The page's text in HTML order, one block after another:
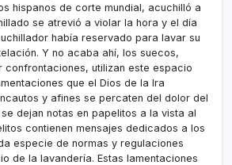
hispanos de corte mundial, acuchilló a
se atrevió a violar la hora y el dí­a
habí­a reservado para lavar su
Y no acaba ahí­, los suecos,
confrontaciones, utilizan este espacio
que el Dios de la Ira
y afines se percaten del dolor del
dejan notas en papelitos a la vista al
contienen mensajes dedicados a los
especie de normas y regulaciones
de la lavanderí­a. Estas lamentaciones